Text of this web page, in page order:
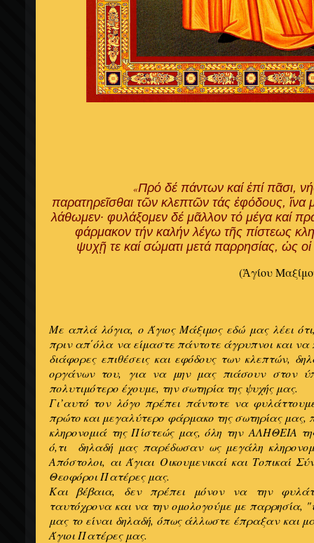
«Πρό δέ πάντων καί ἐπί πᾶσι,
παρατηρεῖσθαι τῶν κλεπτῶν τάς ἐφόδους, ἵνα
λάθωμεν· φυλάξομεν δέ μᾶλλον τό μέγα καί
φάρμακον τήν καλήν λέγω τῆς πίστεως
ψυχῇ τε καί σώματι μετά παρρησίας, ὡς
(Ἁγίου
Με απλά λόγια, ο Άγιος Μάξιμος εδώ μας λέει
πριν απ΄όλα να είμαστε πάντοτε άγρυπνοι και
διάφορες επιθέσεις και εφόδους των κλεπτών,
οργάνων του, για να μην μας πιάσουν στον
πολυτιμότερο έχουμε, την σωτηρία της ψυχής μας.
Γι’αυτό τον λόγο πρέπει πάντοτε να
πρώτο και μεγαλύτερο φάρμακο της σωτηρίας μας,
κληρονομιά της Πίστεώς μας, όλη την ΑΛΗΘΕΙΑ
ό,τι δηλαδή μας παρέδωσαν ως μεγάλη
Απόστολοι, αι Άγιαι Οικουμενικαί και Τοπικαί
Θεοφόροι Πατέρες μας.
Και βέβαια, δεν πρέπει μόνον να την
ταυτόχρονα και να την ομολογούμε με παρρησία,
μας το είναι δηλαδή, όπως άλλωστε έπραξαν και
Άγιοι Πατέρες μας.